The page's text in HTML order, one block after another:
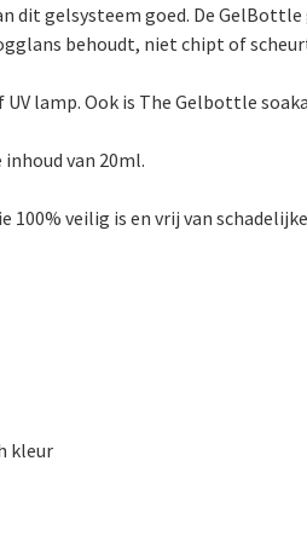
dit gelsysteem goed. De
behoudt, niet chipt of
lamp. Ook is The Gelbottle
van 20ml.
veilig is en vrij van
kleur